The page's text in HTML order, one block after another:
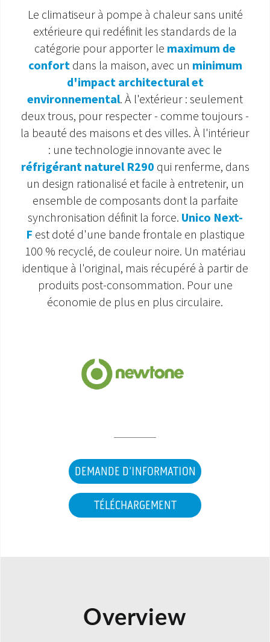
SAV ET GARANTIE
DOCUMENTATIONS
Le climatiseur à pompe à chaleur sans unité
extérieure qui redéfinit les standards de la
catégorie pour apporter le maximum de
confortdans la maison, avec un minimum
d'impact architectural et
environnemental. À l'extérieur : seulement
deux trous, pour respecter - comme toujours -
la beauté des maisons et des villes. À l'intérieur
: une technologie innovante avec le
réfrigérant naturel R290 qui renferme, dans
un design rationalisé et facile à entretenir, un
ensemble de composants dont la parfaite
synchronisation définit la force. Unico Next-
F est doté d'une bande frontale en plastique
100 % recyclé, de couleur noire. Un matériau
identique à l'original, mais récupéré à partir de
produits post-consommation. Pour une
économie de plus en plus circulaire.
DEMANDE D'INFORMATION
TÉLÉCHARGEMENT
Overview